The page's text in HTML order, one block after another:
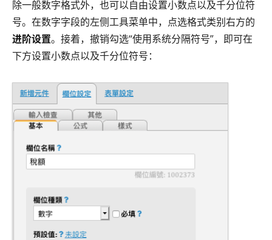
除一般数字格式外，也可以自由设置小数点以及千分位符
号。在数字字段的左侧工具菜单中，点选格式类别右方的
进阶设置。接着，撤销勾选“使用系统分隔符号”，即可在
下方设置小数点以及千分位符号：